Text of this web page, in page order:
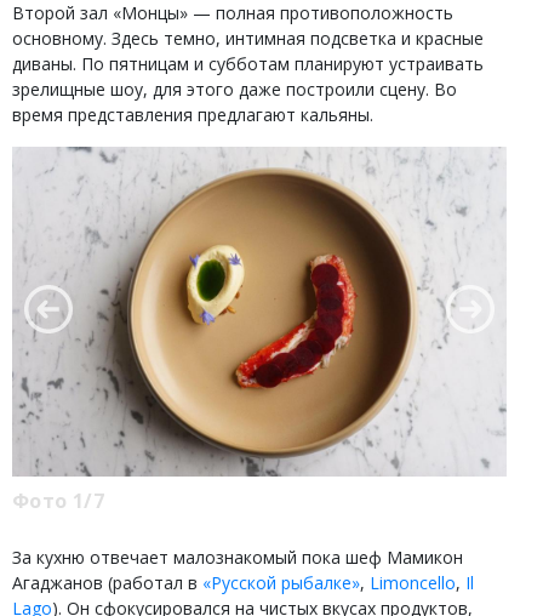
Второй зал «Монцы» — полная противоположность
основному. Здесь темно, интимная подсветка и красные
диваны. По пятницам и субботам планируют устраивать
зрелищные шоу, для этого даже построили сцену. Во
время представления предлагают кальяны.
Фото 1/7
За кухню отвечает малознакомый пока шеф Мамикон
Агаджанов (работал в «Русской рыбалке», Limoncello, Il
Lago). Он сфокусировался на чистых вкусах продуктов,